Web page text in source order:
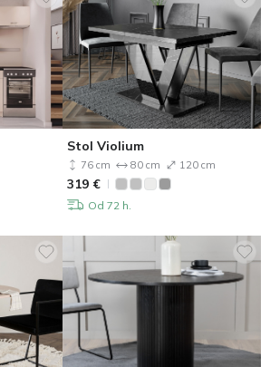
Stol Violium
76 cm 80 cm 120 cm
319 €
Od 72 h.